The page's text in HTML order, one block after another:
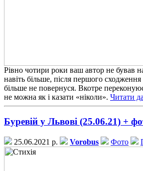
Рівно чотири роки ваш автор не бував
навіть більше, після першого
більше не повернуся. Вкотре
не можна як і казати «ніколи». Читати
Буревій у Львові (25.06.21) +
25.06.2021 р. Vorobus Фото